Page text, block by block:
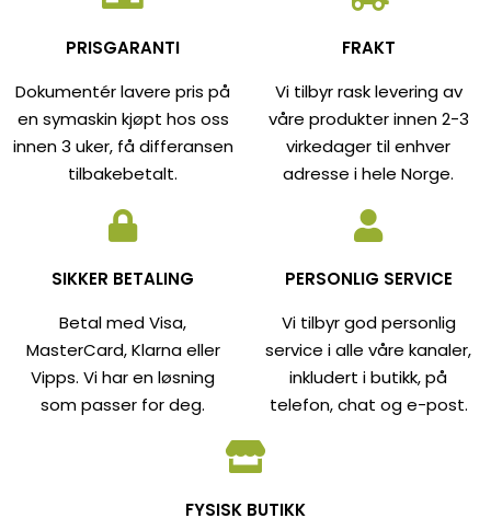
PRISGARANTI
Dokumentér lavere pris på
en symaskin kjøpt hos oss
innen 3 uker, få differansen
tilbakebetalt.
FRAKT
Vi tilbyr rask levering av
våre produkter innen 2-3
virkedager til enhver
adresse i hele Norge.
SIKKER BETALING
Betal med Visa,
MasterCard, Klarna eller
Vipps. Vi har en løsning
som passer for deg.
PERSONLIG SERVICE
Vi tilbyr god personlig
service i alle våre kanaler,
inkludert i butikk, på
telefon, chat og e-post.
FYSISK BUTIKK